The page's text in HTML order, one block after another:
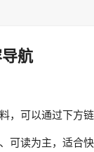
航
，可以通过下方
可读为主，适合快